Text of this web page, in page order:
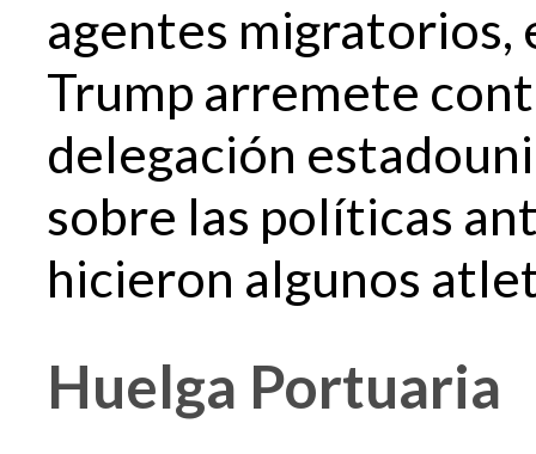
agentes
Trump arremete
delegación
sobre las políticas
hicieron algunos
Huelga Portuaria